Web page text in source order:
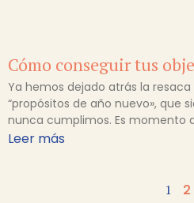
Cómo conseguir tus
Ya hemos dejado atrás la
“propósitos de año nuevo», que
nunca cumplimos. Es momento
Leer más
1 2